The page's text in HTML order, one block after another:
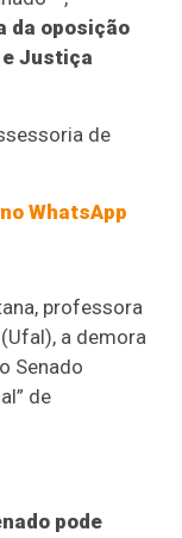
da oposição
Justiça
de
no WhatsApp
professora
a demora
Senado
de
pode